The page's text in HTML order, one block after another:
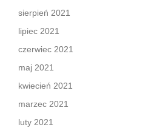
sierpień 2021
lipiec 2021
czerwiec 2021
maj 2021
kwiecień 2021
marzec 2021
luty 2021